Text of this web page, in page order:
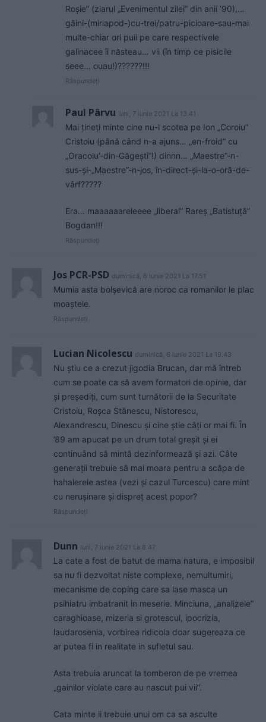
Roșie” (ziarul „Evenimentul zilei” din anii ’90),…
găini-(miriapod-)cu-trei/patru-picioare-sau-mai
multe-chiar ori puii pe care respectivele
galinacee îi năsteau… vii (în timp ce pisicile
seee… ouau!)??????!!!
Răspundeți
Paul Pârvu luni, 7 iunie 2021 La 13.41
Mai țineți minte cine nu-l scotea pe Ion „Coroiu”
Cristoiu (până când n-a ajuns… „en-froid” cu
„Oracolu’-din-Găgești”!) dinnn… „Maestre”-n-
sus-și-„Maestre”-n-jos, în-direct-și-la-o-oră-de-
vârf?????
Era… maaaaaareleeee „liberal” Rareș „Batistuță”
Bogdan!!!
Răspundeți
Jos PCR-PSD duminică, 6 iunie 2021 La 17.51
Mumia asta bolșevică are noroc ca romanilor le plac
moaștele.
Răspundeți
Lucian Nicolescu duminică, 6 iunie 2021 La 19.43
Nu știu ce a crezut jigodia Brucan, dar mă întreb
cum se poate ca să avem formatori de opinie, dar
și președiți, cum sunt turnătorii de la Securitate
Cristoiu, Roșca Stănescu, Nistorescu,
Alexandrescu, Dinescu și cine știe câți or mai fi. În
’89 am apucat pe un drum total greșit și ei
continuând să mintă dezinformează și azi. Câte
generații trebuie să mai moara pentru a scăpa de
hahalerele astea (vezi și cazul Turcescu) care mint
cu nerușinare și dispreț acest popor?
Răspundeți
Dunn luni, 7 iunie 2021 La 8.47
La cate a fost de batut de mama natura, e imposibil
sa nu fi dezvoltat niste complexe, nemultumiri,
mecanisme de coping care sa lase masca un
psihiatru imbatranit in meserie. Minciuna, „analizele”
caraghioase, mizeria si grotescul, ipocrizia,
laudarosenia, vorbirea ridicola doar sugereaza ce
ar putea fi in realitate in sufletul sau.
Asta trebuia aruncat la tomberon de pe vremea
„gainilor violate care au nascut pui vii”.
Cata minte ii trebuie unui om ca sa asculte